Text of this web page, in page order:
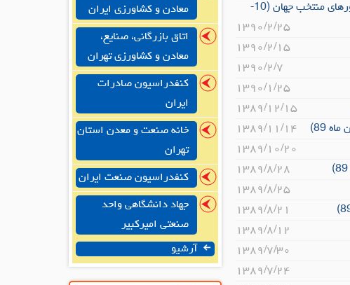
بررسی وضعیت تولید، صادرات، واردات و اشتغال صنعت نساجی و پوشاک در برخی کشورهای منتخب جهان (10-
۱۳۹۰/۲/۲۵
۱۳۹۰/۲/۱۵
۱۳۹۰/۲/۷
۱۳۹۰/۱/۲۵
۱۳۸۹/۱۲/۱۵
۱۳۸۹/۱۱/۱۴
۱۳۸۹/۱۰/۲۰
۱۳۸۹/۸/۲۸
۱۳۸۹/۸/۲۵
۱۳۸۹/۸/۲۱
۱۳۸۹/۸/۱۲
۱۳۸۹/۷/۳۰
۱۳۸۹/۷/۲۴
معادن و کشاورزی ایران
اتاق بازرگانی، صنایع،
معادن و کشاورزی تهران
کنفدراسیون صادرات
ایران
خانه صنعت و معدن استان
تهران
کنفدراسیون صنعت ایران
جهاد دانشگاهی واحد
صنعتی امیرکبیر
آرشیو